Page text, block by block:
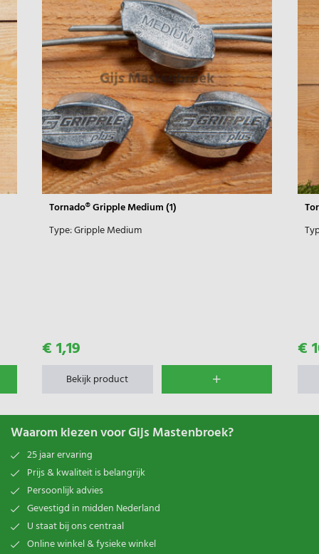
Tornado® Gripple Medium (1)
Type:Gripple Medium
€ 1,19
Bekijk product
€
Waarom kiezen voor Gijs Mastenbroek?
25 jaar ervaring
Prijs & kwaliteit is belangrijk
Persoonlijk advies
Gevestigd in midden Nederland
U staat bij ons centraal
Online winkel & fysieke winkel